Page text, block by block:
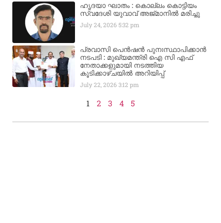
ഹൃദയാ ഘാതം : കൊല്ലം കൊട്ടിയം
സ്വദേശി യുവാവ് അജ്മാനിൽ മരിച്ചു
July 24, 20265:32 pm
പ്രവാസി പെൻഷൻ പുനഃസ്ഥാപിക്കാൻ
നടപടി : മുഖ്യമന്ത്രി ഐ സി എഫ്
നേതാക്കളുമായി നടത്തിയ
കൂടിക്കാഴ്ചയിൽ അറിയിപ്പ്
July 22, 20263:12 pm
1 2 3 4 5